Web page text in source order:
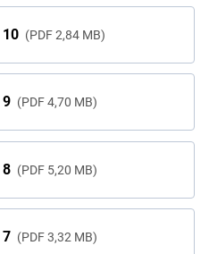
PDF 2,84 MB
9 PDF 4,70 MB
8 PDF 5,20 MB
7 PDF 3,32 MB